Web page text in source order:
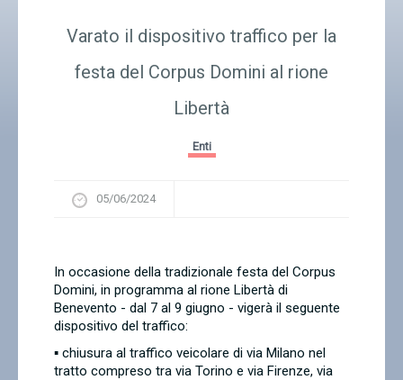
Varato il dispositivo traffico per la
festa del Corpus Domini al rione
Libertà
Enti
05/06/2024
In occasione della tradizionale festa del Corpus
Domini, in programma al rione Libertà di
Benevento - dal 7 al 9 giugno - vigerà il seguente
dispositivo del traffico:
▪ chiusura al traffico veicolare di via Milano nel
tratto compreso tra via Torino e via Firenze, via